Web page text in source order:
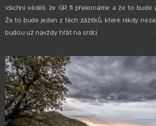
všichni věděli, že GR 11 překonáme a že to
Že to bude jeden z těch zážitků, které nikdy
budou už navždy hřát na srdci.